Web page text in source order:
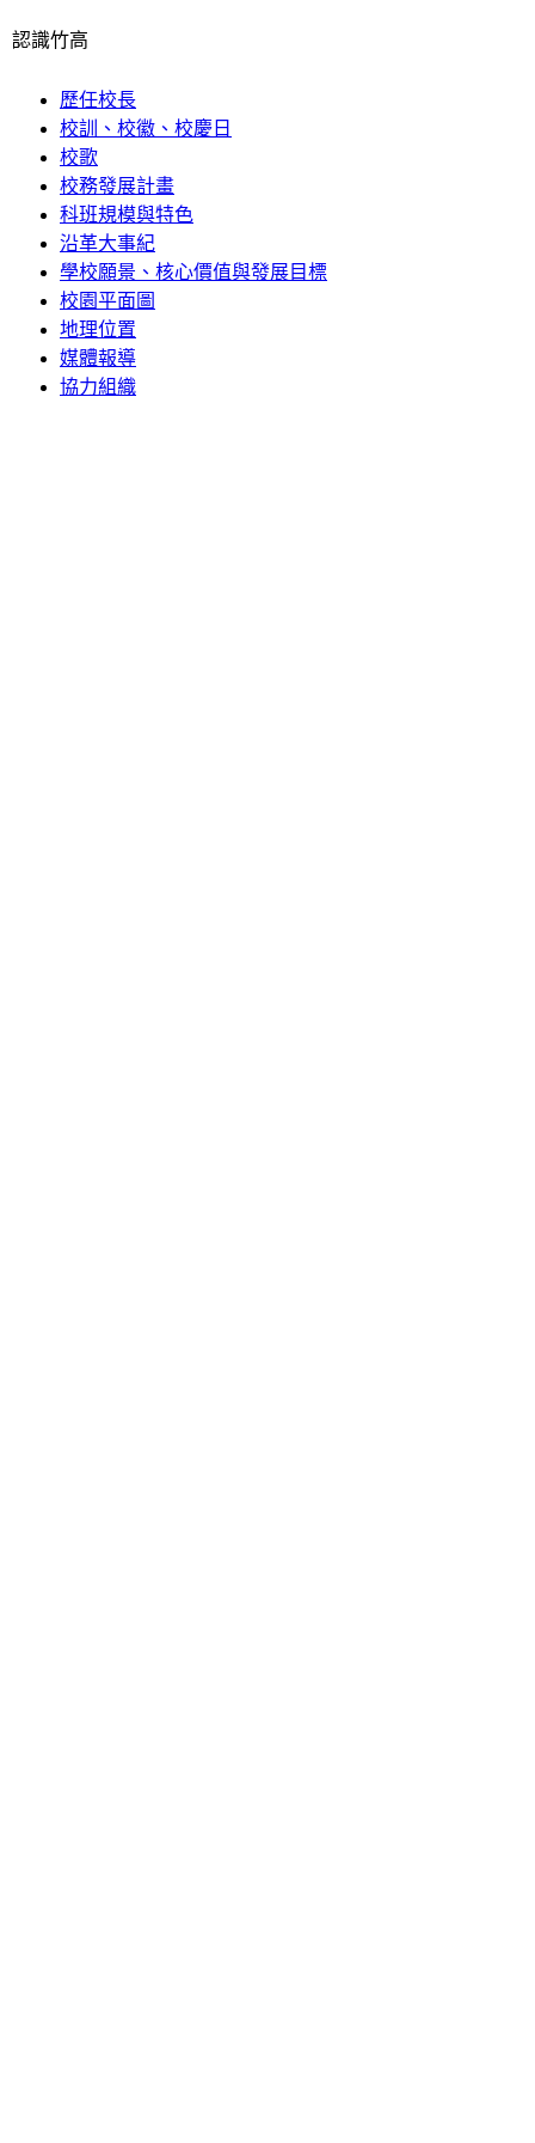
認識竹高
歷任校長
校訓、校徽、校慶日
校歌
校務發展計畫
科班規模與特色
沿革大事紀
學校願景、核心價值與發展目標
校園平面圖
地理位置
媒體報導
協力組織